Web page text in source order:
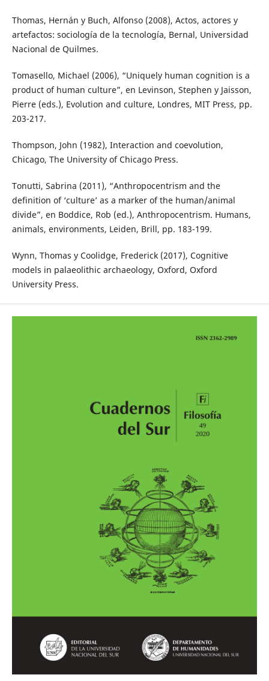
Thomas, Hernán y Buch, Alfonso (2008), Actos, actores y
artefactos: sociología de la tecnología, Bernal, Universidad
Nacional de Quilmes.
Tomasello, Michael (2006), “Uniquely human cognition is a
product of human culture”, en Levinson, Stephen y Jaisson,
Pierre (eds.), Evolution and culture, Londres, MIT Press, pp.
203-217.
Thompson, John (1982), Interaction and coevolution,
Chicago, The University of Chicago Press.
Tonutti, Sabrina (2011), “Anthropocentrism and the
definition of ‘culture’ as a marker of the human/animal
divide”, en Boddice, Rob (ed.), Anthropocentrism. Humans,
animals, environments, Leiden, Brill, pp. 183-199.
Wynn, Thomas y Coolidge, Frederick (2017), Cognitive
models in palaeolithic archaeology, Oxford, Oxford
University Press.